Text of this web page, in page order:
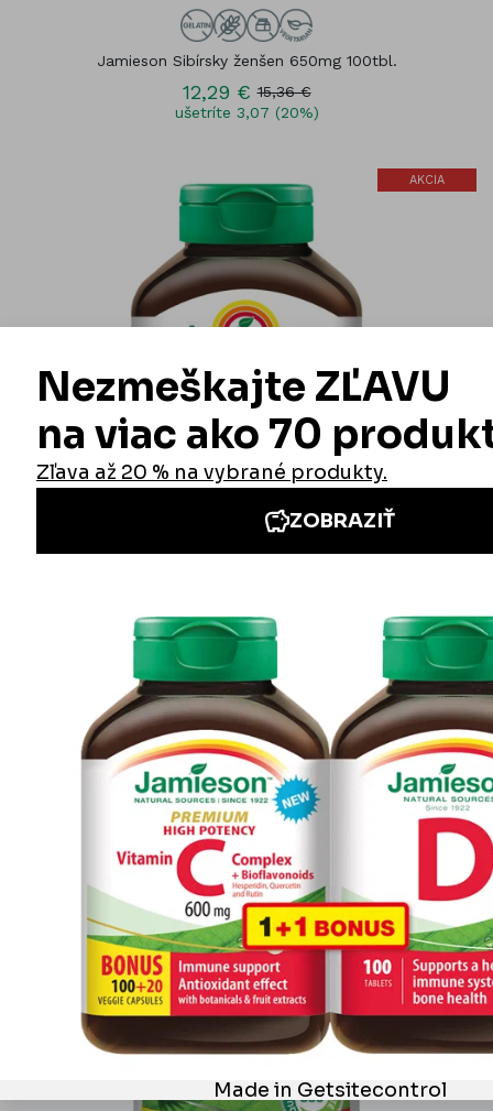
Jamieson Sibírsky ženšen 650mg 100tbl.
12,29 € 15,36 €
ušetríte 3,07 (20%)
AKCIA
Jamieson Resveratrol 50mg extrakt z červeného vína ...
19,08 € 22,45 €
ušetríte 3,37 (15%)
AKCIA
VRÁTIŤ SA NA ZAČIATOK